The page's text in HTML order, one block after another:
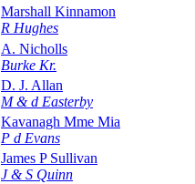
Marshall Kinnamon
R Hughes
A. Nicholls
Burke Kr.
D. J. Allan
M & d Easterby
Kavanagh Mme Mia
P d Evans
James P Sullivan
J & S Quinn